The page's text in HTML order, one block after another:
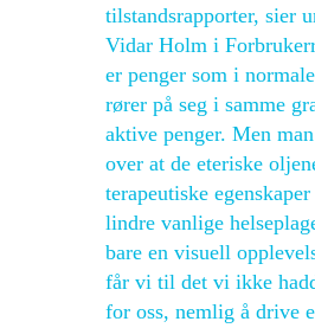
tilstandsrapporter, sier
Vidar Holm i
er penger som i
rører på seg i samme
aktive penger. Men
over at de eteriske
terapeutiske
lindre vanlige
bare en visuell
får vi til det vi ikke
for oss, nemlig å drive